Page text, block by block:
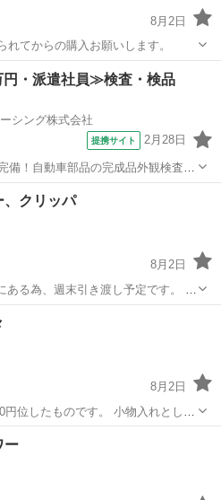
8月2日
てからの購入お願いします。
その他
・派遣社員≫検査・検品
シング株式会社
提携サイト 2月28日
備！自動車部品の完成品外観検査
中型の車部品の外観を検査しま
その他
、クリッパ
8月2日
る為、週末引き渡し予定です。 倉
ければスクラップに回します。
8月2日
位したものです。 小物入れとし
引き可能場所・時
ー